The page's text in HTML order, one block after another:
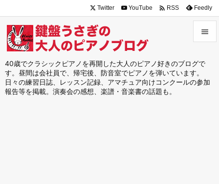
40歳でクラシックピアノを再開した大人のピアノ好きのブログで
す。昼間は会社員で、帰宅後、防音室でピアノを弾いています。
日々の練習日誌、レッスン記録、アマチュア向けコンクールの参加
報告等を掲載。演奏会の感想、楽譜・音楽書の話題も。

メニュ

サイド
Twitter YouTube  RSS Feedly